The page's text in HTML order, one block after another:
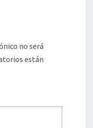
no será
están